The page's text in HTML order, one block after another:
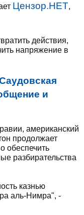
Цензор.НЕТ,
действия,
напряжение в
и
американский
продолжает
обеспечить
разбирательства
казнью
аль-Нимра", -